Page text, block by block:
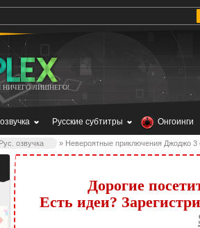
ЛИШНЕГО!
Русские субтитры Онгоинги
Рус. озвучка » Невероятные приключения Джоджо 3
Дорогие
Есть идеи?